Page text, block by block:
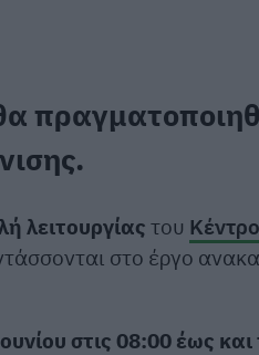
λειτουργίαςτου
στο έργο
στις 08:00 έως